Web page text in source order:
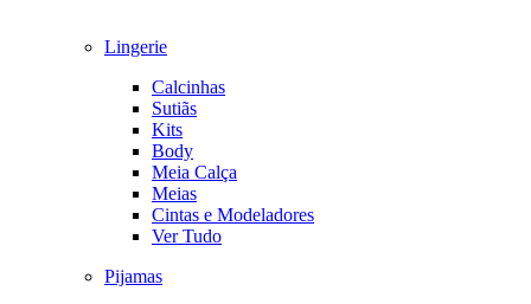
Lingerie
Calcinhas
Sutiãs
Kits
Body
Meia Calça
Meias
Cintas e Modeladores
Ver Tudo
Pijamas